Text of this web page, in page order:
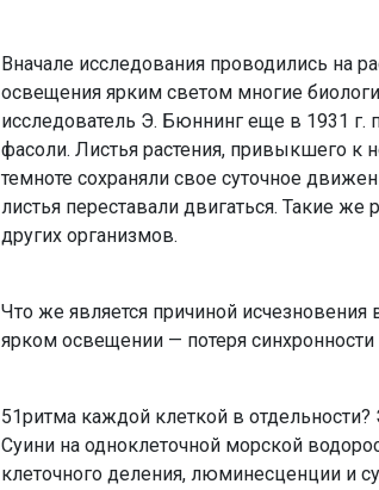
Вначале ис­следования проводились на
освещения ярким светом многие
исследователь Э. Бюннинг еще в 1931 г.
фасоли. Листья растения, привыкшего
темноте сохраняли свое суточное
листья переставали двигаться. Такие
дру­гих организмов.
Что же является причиной
ярком освеще­нии — потеря
51ритма каждой клеткой в
Суини на одно­клеточной морской
клеточного деления, люминесцен­ции и